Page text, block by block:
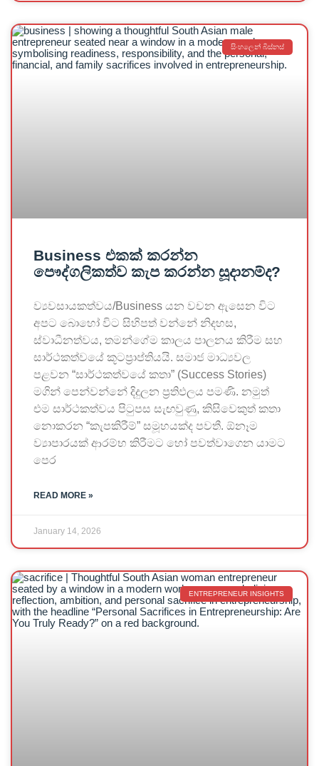
සිංහලෙන් බිස්නස්
Business එකක් කරන්න
පෞද්ගලිකත්ව කැප කරන්න සූදානම්ද?
ව්‍යවසායකත්වය/Business යන වචන ඇසෙන විට
අපට බොහෝ විට සිහිපත් වන්නේ නිදහස,
ස්වාධීනත්වය, තමන්ගේම කාලය පාලනය කිරීම සහ
සාර්ථකත්වයේ කූටප්‍රාප්තියයි. සමාජ මාධ්‍යවල
පළවන “සාර්ථකත්වයේ කතා” (Success Stories)
මගින් පෙන්වන්නේ දිදුලන ප්‍රතිඵලය පමණි. නමුත්
එම සාර්ථකත්වය පිටුපස සැඟවුණු, කිසිවෙකුත් කතා
නොකරන “කැපකිරීම්” සමූහයක්ද පවතී. ඕනෑම
ව්‍යාපාරයක් ආරම්භ කිරීමට හෝ පවත්වාගෙන යාමට
පෙර
READ MORE »
January 14, 2026
ENTREPRENEUR INSIGHTS